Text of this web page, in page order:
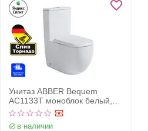
Унитаз ABBER Bequem
AC1133T моноблок белый,
безободковый, смыв торнадо
в наличии